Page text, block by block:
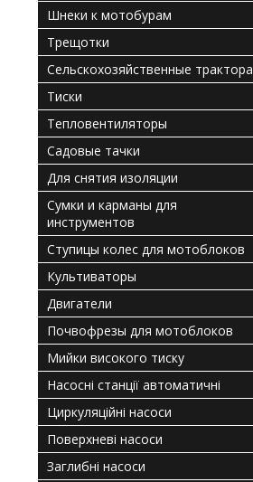
Шнеки к мотобурам
Трещотки
Сельскохозяйственные трактора
Тиски
Тепловентиляторы
Садовые тачки
Для снятия изоляции
Сумки и карманы для
инструментов
Ступицы колес для мотоблоков
Культиваторы
Двигатели
Почвофрезы для мотоблоков
Мийки високого тиску
Насосні станції автоматичні
Циркуляційні насоси
Поверхневі насоси
Заглибні насоси